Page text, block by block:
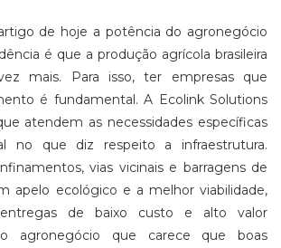
de hoje a potência do agronegócio
é que a produção agrícola brasileira
mais. Para isso, ter empresas que
é fundamental. A Ecolink Solutions
atendem as necessidades específicas
no que diz respeito a infraestrutura.
vias vicinais e barragens de
apelo ecológico e a melhor viabilidade,
entregas de baixo custo e alto valor
agronegócio que carece que boas